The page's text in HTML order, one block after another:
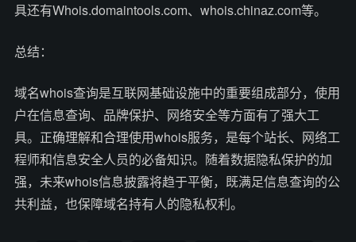
具还有Whois.domaintools.com、whois.chinaz.com等。
总结：
域名whois查询是互联网基础设施中的重要组成部分，使用
户在信息查询、品牌保护、网络安全等方面有了强大工
具。正确理解和合理使用whois服务，是每个站长、网络工
程师和信息安全人员的必备知识。随着数据隐私保护的加
强，未来whois信息披露将趋于平衡，既满足信息查询的公
共利益，也保障域名持有人的隐私权利。